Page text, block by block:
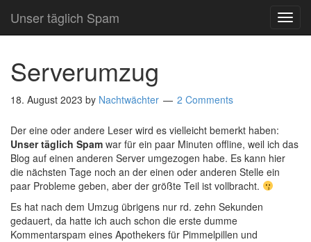
Unser täglich Spam
Serverumzug
18. August 2023 by Nachtwächter 2 Comments
Der eine oder andere Leser wird es vielleicht bemerkt haben:
Unser täglich Spam war für ein paar Minuten offline, weil ich das
Blog auf einen anderen Server umgezogen habe. Es kann hier
die nächsten Tage noch an der einen oder anderen Stelle ein
paar Probleme geben, aber der größte Teil ist vollbracht.
Es hat nach dem Umzug übrigens nur rd. zehn Sekunden
gedauert, da hatte ich auch schon die erste dumme
Kommentarspam eines Apothekers für Pimmelpillen und